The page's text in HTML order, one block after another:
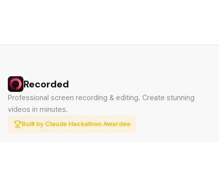
Recorded
Professional screen recording & editing. Create stunning
videos in minutes.
Built by Claude Hackathon Awardee